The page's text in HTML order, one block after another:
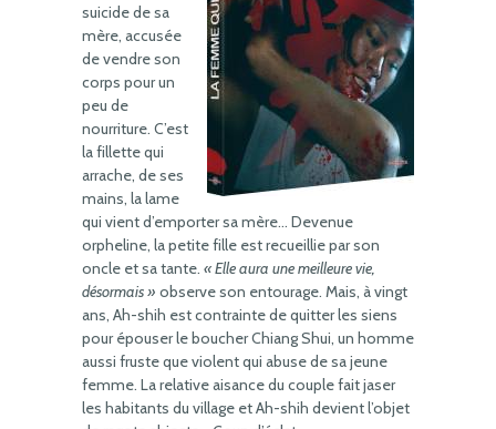
suicide de sa
mère, accusée
de vendre son
corps pour un
peu de
nourriture. C’est
la fillette qui
arrache, de ses
mains, la lame
qui vient d’emporter sa mère… Devenue
orpheline, la petite fille est recueillie par son
oncle et sa tante. « Elle aura une meilleure vie,
désormais » observe son entourage. Mais, à vingt
ans, Ah-shih est contrainte de quitter les siens
pour épouser le boucher Chiang Shui, un homme
aussi fruste que violent qui abuse de sa jeune
femme. La relative aisance du couple fait jaser
les habitants du village et Ah-shih devient l’objet